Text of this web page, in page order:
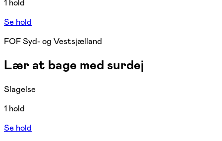
1 hold
Se hold
FOF Syd- og Vestsjælland
Lær at bage med surdej
Slagelse
1 hold
Se hold